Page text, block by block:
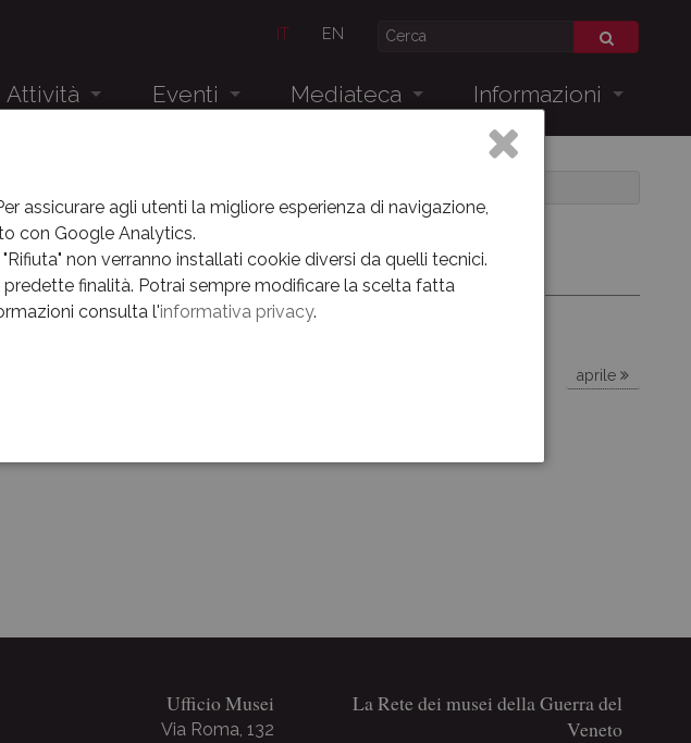
assicurare agli utenti la migliore esperienza di navigazione,
con Google Analytics.
non verranno installati cookie diversi da quelli tecnici.
finalità. Potrai sempre modificare la scelta fatta
consulta l'informativa privacy.
Attività Eventi
Eventi
News
Mediateca
Virtual tour
Informazioni
Dove siamo
IT EN
aprile
Ufficio Musei
Via Roma, 132
La Rete dei musei della Guerra del
Veneto